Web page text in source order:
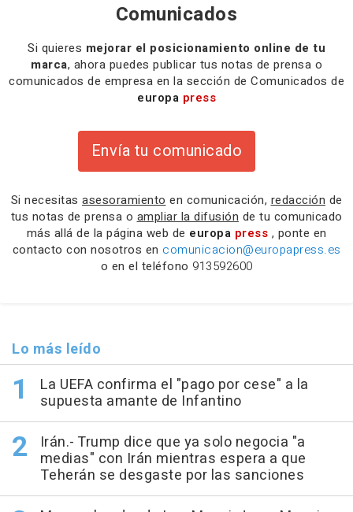
Comunicados
Si quieres mejorar el posicionamiento online de tu
marca, ahora puedes publicar tus notas de prensa o
comunicados de empresa en la sección de Comunicados de
europa press
Envía tu comunicado
Si necesitas asesoramiento en comunicación, redacción de
tus notas de prensa o ampliar la difusión de tu comunicado
más allá de la página web de europa press , ponte en
contacto con nosotros en comunicacion@europapress.es
o en el teléfono 913592600
Lo más leído
La UEFA confirma el "pago por cese" a la
supuesta amante de Infantino
Irán.- Trump dice que ya solo negocia "a
medias" con Irán mientras espera a que
Teherán se desgaste por las sanciones